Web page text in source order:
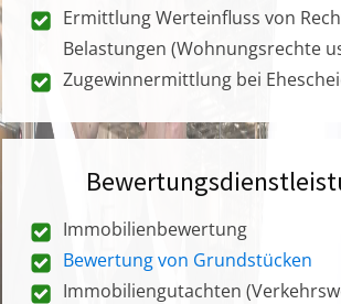
Ermittlung Werteinfluss von
Belastungen (Wohnungsrechte
Zugewinnermittlung bei
Immobilienbewertung
Bewertung von Grundstücken
Immobiliengutachten